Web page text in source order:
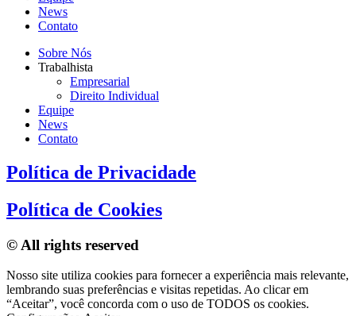
News
Contato
Sobre Nós
Trabalhista
Empresarial
Direito Individual
Equipe
News
Contato
Política de Privacidade
Política de Cookies
© All rights reserved
Nosso site utiliza cookies para fornecer a experiência mais relevante,
lembrando suas preferências e visitas repetidas. Ao clicar em
“Aceitar”, você concorda com o uso de TODOS os cookies.